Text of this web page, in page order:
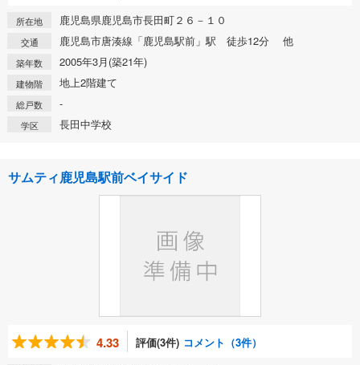
所在地 鹿児島県鹿児島市長田町２６－１０
交通 鹿児島市唐湊線「鹿児島駅前」駅 徒歩12分 他
築年数 2005年3月(築21年)
建物階 地上2階建て
総戸数 -
学区 長田中学校
サムティ鹿児島駅前ベイサイド
4.33 評価(3件) コメント（3件）